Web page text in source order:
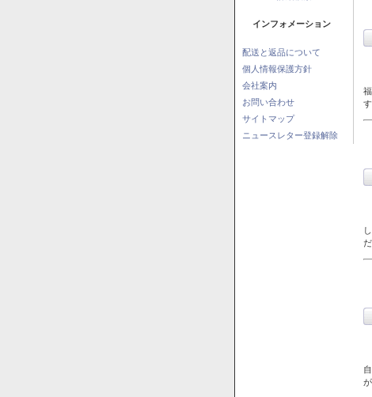
インフォメーション
配送と返品について
個人情報保護方針
会社案内
お問い合わせ
サイトマップ
ニュースレター登録解除
す